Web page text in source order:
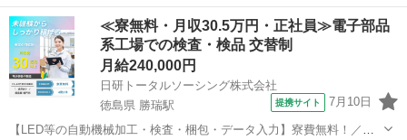
宜しくお願いします。 それぞれ個別にでも投稿しています。
香川 高松市 電話、ＦＡＸ タブレット
≪寮無料・月収30.5万円・正社員≫電子部品
系工場での検査・検品 交替制
月給240,000円
日研トータルソーシング株式会社
徳島県 勝瑞駅
提携サイト 7月10日
【LED等の自動機械加工・検査・梱包・データ入力】寮費無料！／年